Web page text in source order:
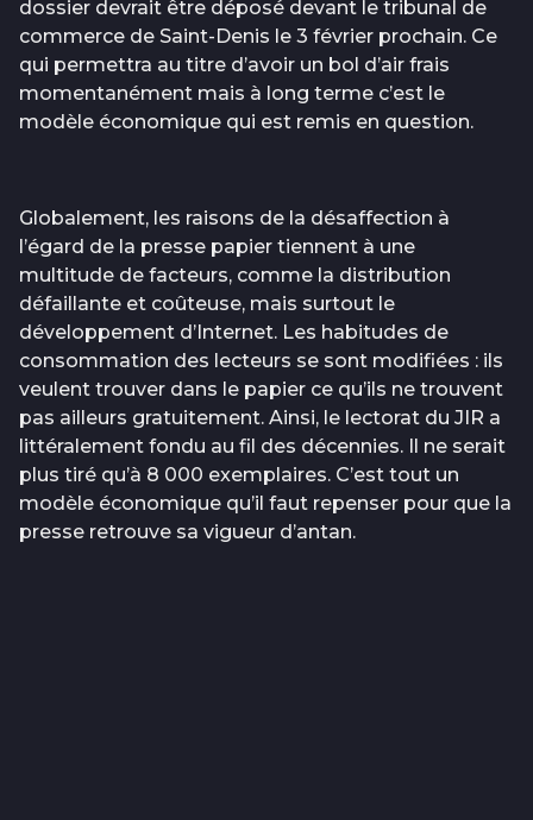
dossier devrait être déposé devant le tribunal de
commerce de Saint-Denis le 3 février prochain. Ce
qui permettra au titre d’avoir un bol d’air frais
momentanément mais à long terme c’est le
modèle économique qui est remis en question.
Globalement, les raisons de la désaffection à
l’égard de la presse papier tiennent à une
multitude de facteurs, comme la distribution
défaillante et coûteuse, mais surtout le
développement d’Internet. Les habitudes de
consommation des lecteurs se sont modifiées : ils
veulent trouver dans le papier ce qu’ils ne trouvent
pas ailleurs gratuitement. Ainsi, le lectorat du JIR a
littéralement fondu au fil des décennies. Il ne serait
plus tiré qu’à 8 000 exemplaires. C’est tout un
modèle économique qu’il faut repenser pour que la
presse retrouve sa vigueur d’antan.